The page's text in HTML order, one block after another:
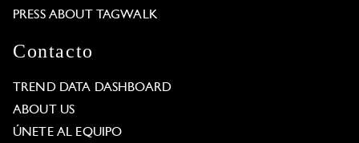
PRESS ABOUT TAGWALK
Contacto
TREND DATA DASHBOARD
ABOUT US
ÚNETE AL EQUIPO